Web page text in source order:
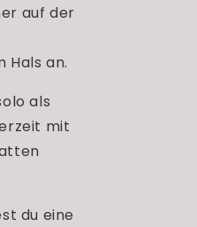
auf der
Hals an.
als
mit
du eine